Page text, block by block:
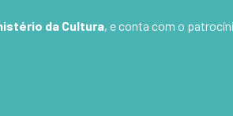
da Cultura, e conta com o